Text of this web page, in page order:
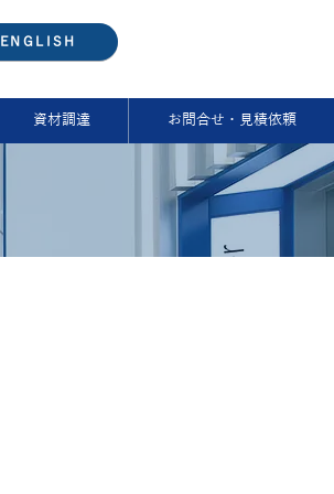
ENGLISH
資材調達 お問合せ・見積依頼